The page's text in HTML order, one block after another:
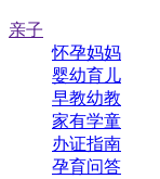
亲子
怀孕妈妈
婴幼育儿
早教幼教
家有学童
办证指南
孕育问答